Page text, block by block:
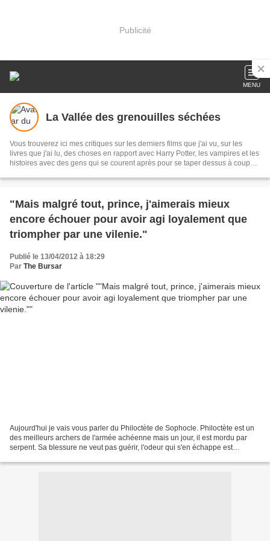
Publicité
MENU
La Vallée des grenouilles séchées
Vous trouverez ici mes critiques sur les derniers films que j'ai vu, sur les
livres que j'ai lu, des choses en rapport avec Harry Potter, les vampires et les
histoires avec des gens qui se courent après pour se taper dessus à coup
"Mais malgré tout, prince, j'aimerais mieux
encore échouer pour avoir agi loyalement que
triompher par une vilenie."
Publié le 13/04/2012 à 18:29
Par The Bursar
Aujourd'hui je vais vous parler du Philoctète de Sophocle. Philoctète est un
des meilleurs archers de l'armée achéenne mais un jour, il est mordu par
serpent. Sa blessure ne veut pas guérir, l'odeur qui s'en échappe est